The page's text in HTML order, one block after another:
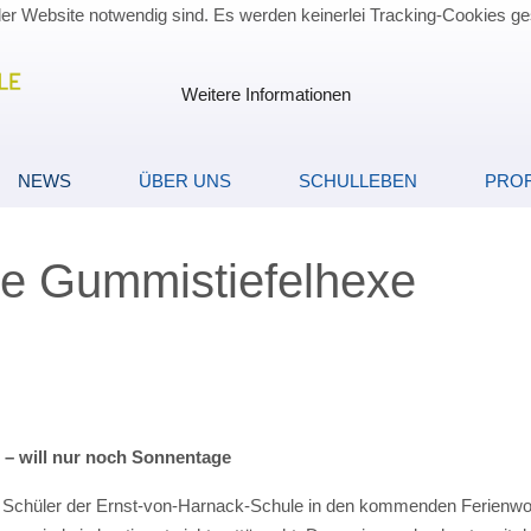
NEWS ÜBER UNS SCHULLEBEN
Gummistiefelhexe
will nur noch Sonnentage
der Ernst-von-Harnack-Schule in den kommenden
Website notwendig sind. Es werden keinerlei Tracking-Cookies
Weitere Informationen